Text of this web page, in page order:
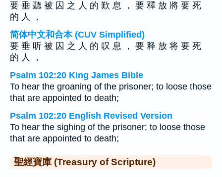
要 垂 聽 被 囚 之 人 的 歎 息 ， 要 釋 放 將 要 死
的 人 ，
简体中文和合本 (CUV Simplified)
要 垂 听 被 囚 之 人 的 叹 息 ， 要 释 放 将 要 死
的 人 ，
Psalm 102:20 King James Bible
To hear the groaning of the prisoner; to loose those
that are appointed to death;
Psalm 102:20 English Revised Version
To hear the sighing of the prisoner; to loose those
that are appointed to death;
聖經寶庫 (Treasury of Scripture)